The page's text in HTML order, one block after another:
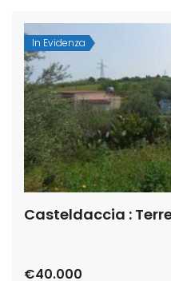
In Evidenza
Casteldaccia :
€40.000